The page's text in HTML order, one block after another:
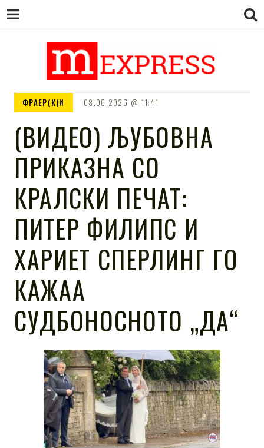
M EXPRESS
ФРАЕР(К)И 08.06.2026 11:41
(ВИДЕО) ЉУБОВНА
ПРИКАЗНА СО
КРАЛСКИ ПЕЧАТ:
ПИТЕР ФИЛИПС И
ХАРИЕТ СПЕРЛИНГ ГО
КАЖАА
СУДБОНОСНОТО „ДА“